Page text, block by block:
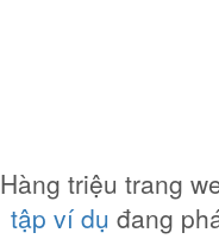
Hàng triệu trang
tập ví dụ đang